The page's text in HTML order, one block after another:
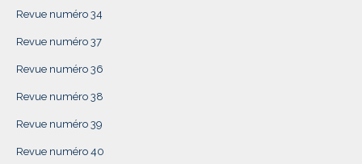
Revue numéro 34
Revue numéro 37
Revue numéro 36
Revue numéro 38
Revue numéro 39
Revue numéro 40